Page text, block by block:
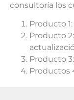
consultoría los
Producto
Producto
Producto
Productos